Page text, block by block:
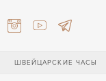
ШВЕЙЦАРСКИЕ ЧАСЫ